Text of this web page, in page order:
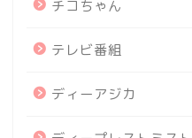
チコちゃん
テレビ番組
ディーアジカ